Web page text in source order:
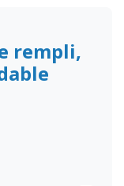
rempli,